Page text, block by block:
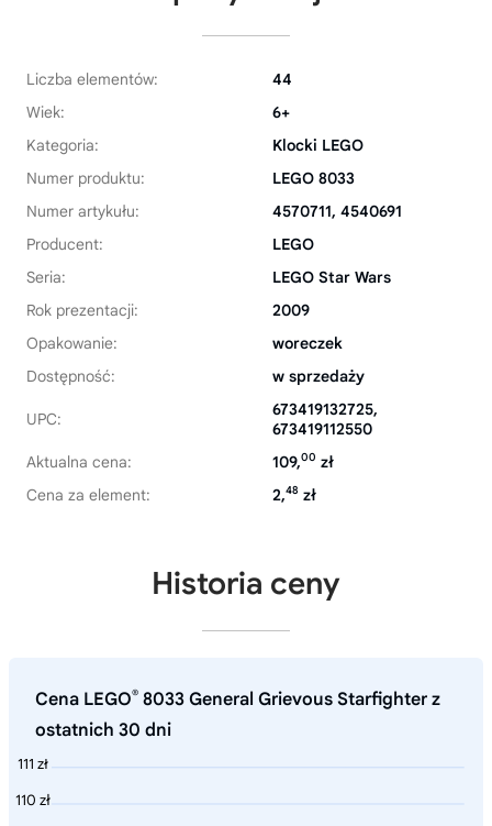
Liczba elementów:
44
Wiek:
6+
Kategoria:
Klocki LEGO
Numer produktu:
LEGO 8033
Numer artykułu:
4570711, 4540691
Producent:
LEGO
Seria:
LEGO Star Wars
Rok prezentacji:
2009
Opakowanie:
woreczek
Dostępność:
w sprzedaży
UPC:
673419132725,
673419112550
Aktualna cena:
109,00 zł
Cena za element:
2,48 zł
Historia ceny
Cena LEGO® 8033 General Grievous Starfighter z
ostatnich 30 dni
111 zł
110 zł